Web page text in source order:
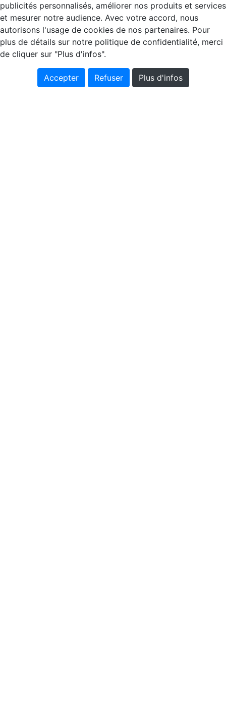
publicités personnalisés, améliorer nos produits et services
et mesurer notre audience. Avec votre accord, nous
autorisons l'usage de cookies de nos partenaires. Pour
plus de détails sur notre politique de confidentialité, merci
de cliquer sur "Plus d'infos".
Accepter Refuser Plus d'infos